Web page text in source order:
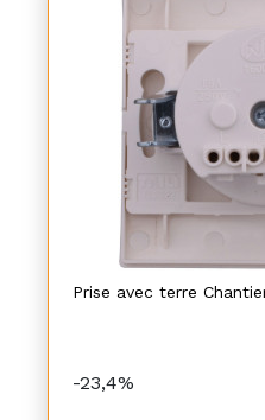
Prise avec terre
-23,4%